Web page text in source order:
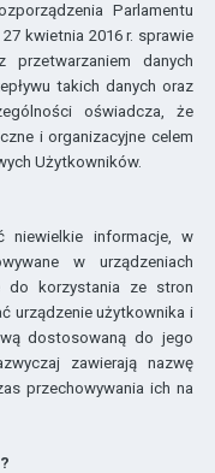
Parlamentu
kwietnia 2016 r. sprawie
danych
takich danych oraz
oświadcza, że
i organizacyjne celem
Użytkowników.
niewielkie informacje, w
w urządzeniach
do korzystania ze stron
urządzenie użytkownika i
dostosowaną do jego
zawierają nazwę
przechowywania ich na